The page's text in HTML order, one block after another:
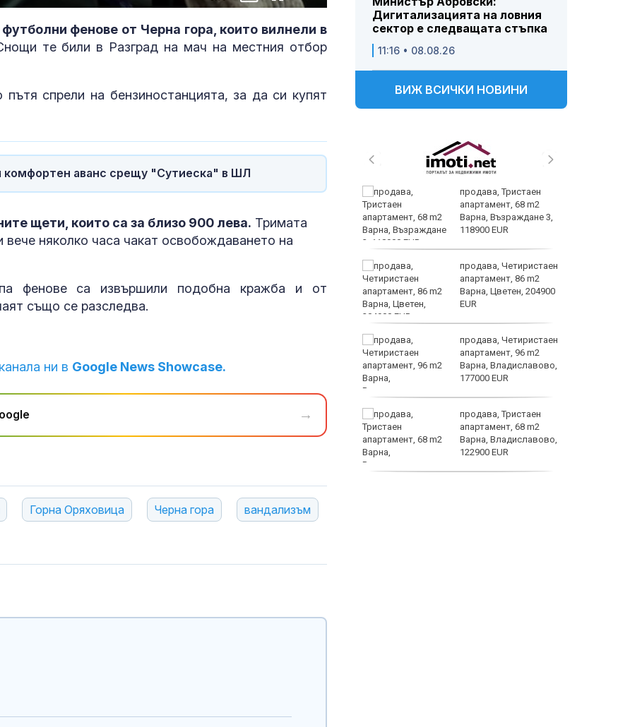
in-
фенове от Черна гора, които вилнели в
те били в Разград на мач на местния отбор
спрели на бензиностанцията, за да си купят
комфортен аванс срещу "Сутиеска" в ШЛ
щети, които са за близо 900 лева. Тримата
няколко часа чакат освобождаването на
фенове са извършили подобна кражба и от
също се разследва.
ни в Google News Showcase.
→
Горна Оряховица Черна гора вандализъм
Дигитализацията на ловния
сектор е следващата стъпка
11:16 • 08.08.26
ВИЖ ВСИЧКИ НОВИНИ
Министърът на
наблюденията върху
между него и бивша
служителка на УЕФА
Русия след украински
Инцидент: Дрон нахлу
българското
Топлинен удар и
кърмачета: какво
трябва да знаят
родителите
притесняваме?
шест месеца
Как се променят
костите с напредване
на възрастта?
продава, Тристаен
апартамент, 68 m2
Варна, Възраждане 3,
118900 EUR
продава, Четиристаен
апартамент, 86 m2
Варна, Цветен, 204900
EUR
продава, Четиристаен
апартамент, 96 m2
Варна, Владиславово,
177000 EUR
продава, Тристаен
апартамент, 68 m2
Варна, Владиславово,
122900 EUR